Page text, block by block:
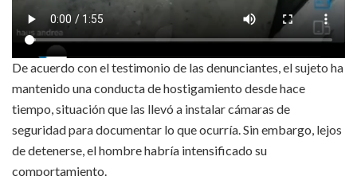
De acuerdo con el testimonio de las denunciantes, el sujeto ha
mantenido una conducta de hostigamiento desde hace
tiempo, situación que las llevó a instalar cámaras de
seguridad para documentar lo que ocurría. Sin embargo, lejos
de detenerse, el hombre habría intensificado su
comportamiento.